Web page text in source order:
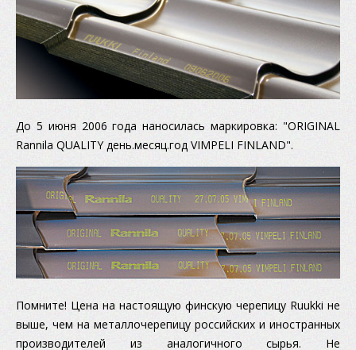
До 5 июня 2006 года наносилась маркировка: "ORIGINAL
Rannila QUALITY день.месяц.год VIMPELI FINLAND".
Помните! Цена на настоящую финскую черепицу Ruukki не
выше, чем на металлочерепицу российских и иностранных
производителей из аналогичного сырья. Не